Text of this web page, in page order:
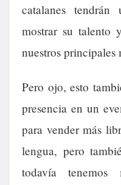
catalanes tendrán
mostrar su talento
nuestros principales
Pero ojo, esto
presencia en un
para vender más
lengua, pero
todavía